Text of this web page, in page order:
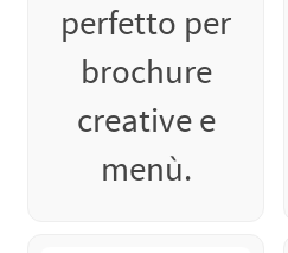
perfetto per
brochure
creative e
menù.